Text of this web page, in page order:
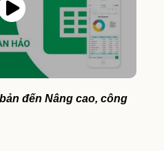
đến Nâng cao, công